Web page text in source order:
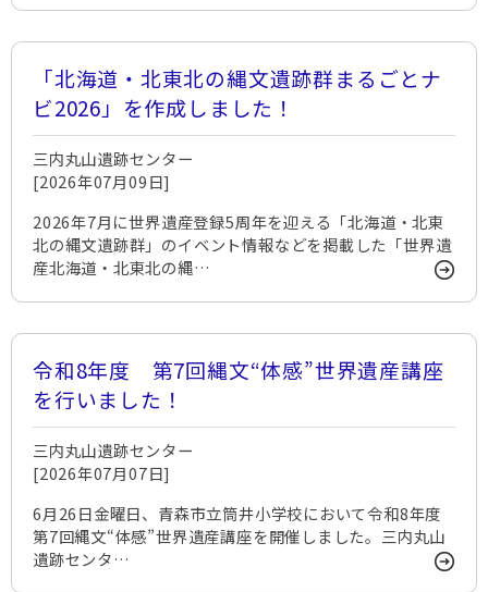
「北海道・北東北の縄文遺跡群まるごとナ
ビ2026」を作成しました！
三内丸山遺跡センター
[2026年07月09日]
2026年7月に世界遺産登録5周年を迎える「北海道・北東
北の縄文遺跡群」のイベント情報などを掲載した「世界遺
産北海道・北東北の縄…
令和8年度 第7回縄文“体感”世界遺産講座
を行いました！
三内丸山遺跡センター
[2026年07月07日]
6月26日金曜日、青森市立筒井小学校において令和8年度
第7回縄文“体感”世界遺産講座を開催しました。三内丸山
遺跡センタ…